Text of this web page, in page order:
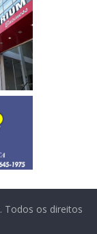
. Todos os direitos